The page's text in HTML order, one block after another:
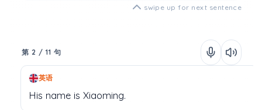
swipe up for next sentence
第 2 / 11 句
英语
His name is Xiaoming.